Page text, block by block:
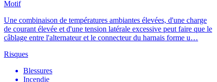
Motif
Une combinaison de températures ambiantes élevées, d'une charge
de courant élevée et d'une tension latérale excessive peut faire que le
câblage entre l'alternateur et le connecteur du harnais forme u…
Risques
Blessures
Incendie